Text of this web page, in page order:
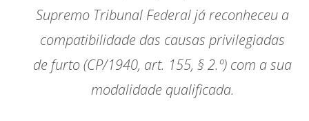
Supremo Tribunal Federal já reconheceu a
compatibilidade das causas privilegiadas
de furto (CP/1940, art. 155, § 2.º) com a sua
modalidade qualificada.